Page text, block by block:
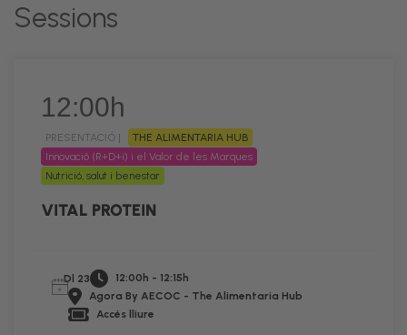
Sessions
12:00h
PRESENTACIÓ |
THE ALIMENTARIA HUB
Innovació (R+D+i) i el Valor de les Marques
Nutrició, salut i benestar
VITAL PROTEIN
Dl 23
12:00h - 12:15h
Agora By AECOC - The Alimentaria Hub
Accés lliure